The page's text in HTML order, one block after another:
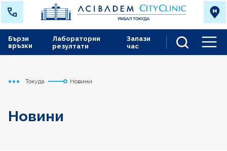
Лабораторни
резултати
Запази
час
Бързи
връзки
Начало
Токуда Новини
Новини